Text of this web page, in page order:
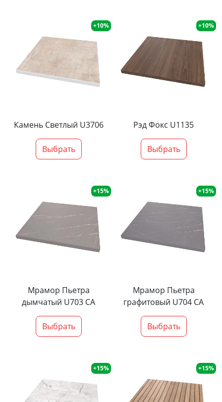
+10%
Камень Светлый U3706
Выбрать
+10%
Рэд Фокс U1135
Выбрать
+15%
Мрамор Пьетра
дымчатый U703 CA
Выбрать
+15%
Мрамор Пьетра
графитовый U704 CA
Выбрать
+15% +15%